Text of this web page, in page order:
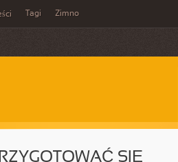
Tagi Zimno
SIĘ